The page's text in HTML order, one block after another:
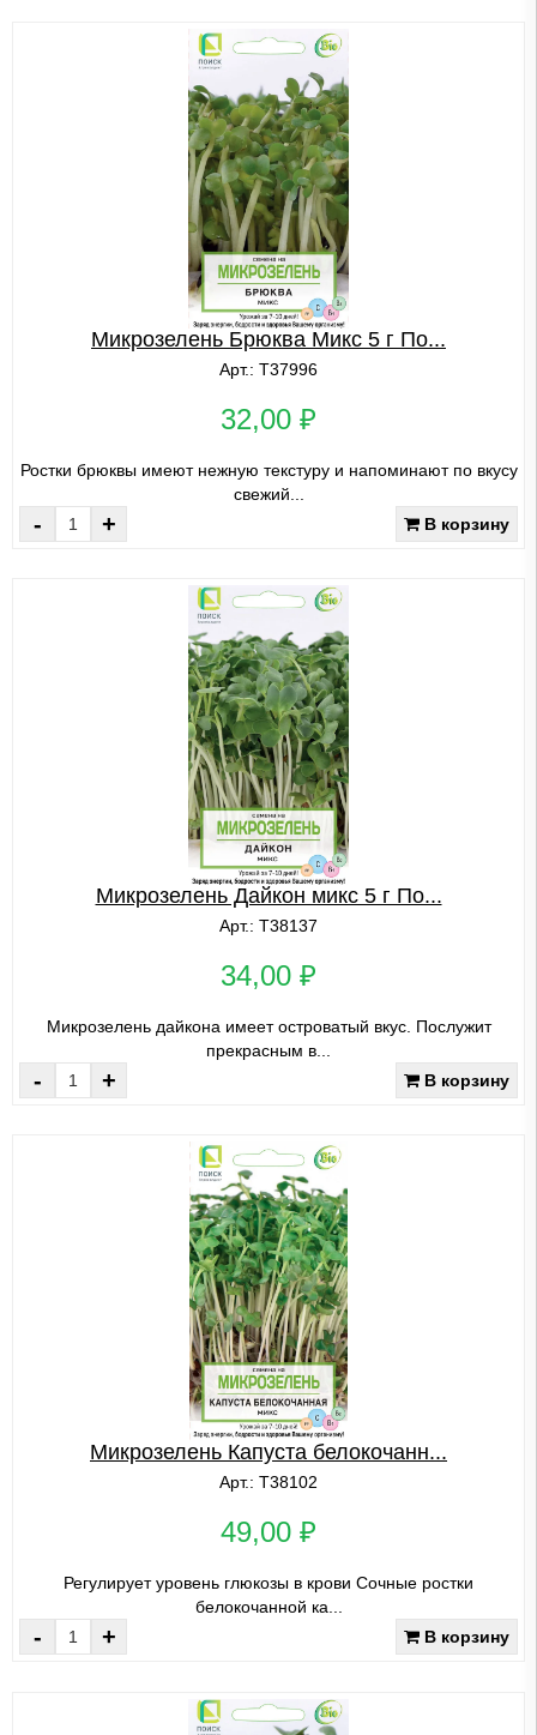
Микрозелень Брюква Микс 5 г По...
Арт.: Т37996
32,00 ₽
Ростки брюквы имеют нежную текстуру и напоминают по вкусу
свежий...
- + В корзину
Микрозелень Дайкон микс 5 г По...
Арт.: Т38137
34,00 ₽
Микрозелень дайкона имеет островатый вкус. Послужит
прекрасным в...
- + В корзину
Микрозелень Капуста белокочанн...
Арт.: Т38102
49,00 ₽
Регулирует уровень глюкозы в крови Сочные ростки
белокочанной ка...
- + В корзину